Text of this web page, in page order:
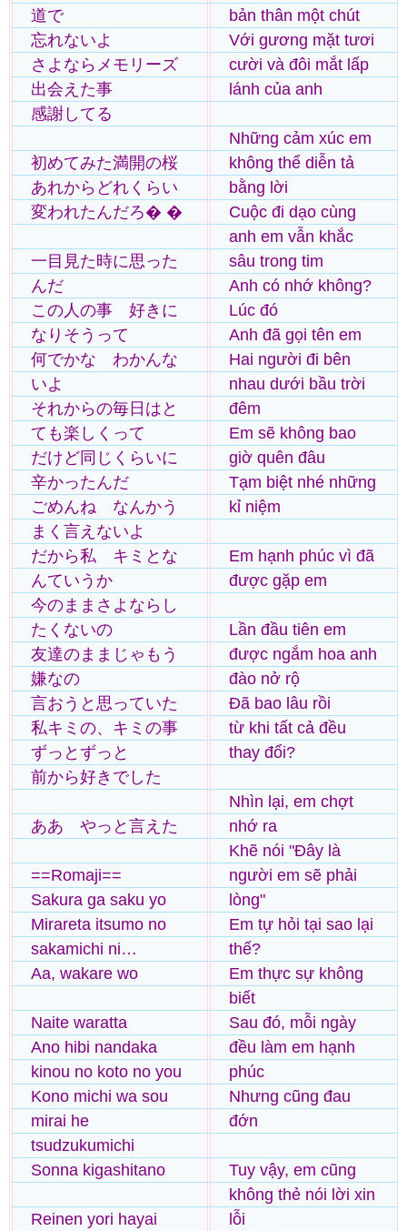
道で
忘れないよ
さよならメモリーズ
出会えた事
感謝してる
初めてみた満開の桜
あれからどれくらい
変われたんだろ� �
一目見た時に思った
んだ
この人の事 好きに
なりそうって
何でかな わかんな
いよ
それからの毎日はと
ても楽しくって
だけど同じくらいに
辛かったんだ
ごめんね なんかう
まく言えないよ
だから私 キミとな
んていうか
今のままさよならし
たくないの
友達のままじゃもう
嫌なの
言おうと思っていた
私キミの、キミの事
ずっとずっと
前から好きでした
ああ やっと言えた
==Romaji==
Sakura ga saku yo
Mirareta itsumo no
sakamichi ni…
Aa, wakare wo
Naite waratta
Ano hibi nandaka
kinou no koto no you
Kono michi wa sou
mirai he
tsudzukumichi
Sonna kigashitano
Reinen yori hayai
bản thân một chút
Với gương mặt tươi
cười và đôi mắt lấp
lánh của anh
Những cảm xúc em
không thể diễn tả
bằng lời
Cuộc đi dạo cùng
anh em vẫn khắc
sâu trong tim
Anh có nhớ không?
Lúc đó
Anh đã gọi tên em
Hai người đi bên
nhau dưới bầu trời
đêm
Em sẽ không bao
giờ quên đâu
Tạm biệt nhé những
kỉ niệm
Em hạnh phúc vì đã
được gặp em
Lần đầu tiên em
được ngắm hoa anh
đào nở rộ
Đã bao lâu rồi
từ khi tất cả đều
thay đổi?
Nhìn lại, em chợt
nhớ ra
Khẽ nói "Đây là
người em sẽ phải
lòng"
Em tự hỏi tại sao lại
thế?
Em thực sự không
biết
Sau đó, mỗi ngày
đều làm em hạnh
phúc
Nhưng cũng đau
đớn
Tuy vậy, em cũng
không thẻ nói lời xin
lỗi